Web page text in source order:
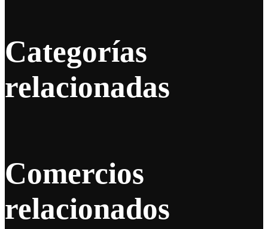
Categorías
relacionadas
Comercios
relacionados